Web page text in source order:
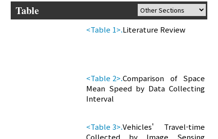
Table
<Table 1>.Literature Review
<Table 2>.Comparison of Space
Mean Speed by Data Collecting
Interval
<Table 3>.Vehicles' Travel-time
Collected by Image Sensing